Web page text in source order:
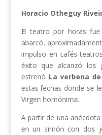
Horacio Otheguy
El teatro por horas
abarcó,
impulso en cafés-
éxito que alcanzó los
estrenó La verbena
estas fechas donde se
Virgen homónima.
A partir de una
en un simón con dos